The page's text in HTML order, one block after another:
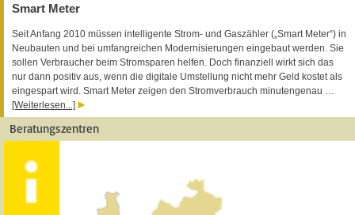
Smart Meter
Seit Anfang 2010 müssen intelligente Strom- und Gaszähler („Smart Meter“) in
Neubauten und bei umfangreichen Modernisierungen eingebaut werden. Sie
sollen Verbraucher beim Stromsparen helfen. Doch finanziell wirkt sich das
nur dann positiv aus, wenn die digitale Umstellung nicht mehr Geld kostet als
eingespart wird. Smart Meter zeigen den Stromverbrauch minutengenau …
[Weiterlesen...]
Beratungszentren